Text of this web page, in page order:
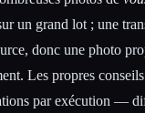
un grand lot ; une
donc une photo
Les propres
par exécution —